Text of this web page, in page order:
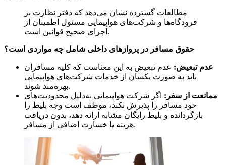
مطالعات گسترده نشان می‌دهد که دفتر نظارت بر
فرودگاه‌ها و شرکت‌های هواپیمایی مسئول اطمینان از
اجرای صحیح قوانین است.
حقوق مسافر در پروازهای داخلی شامل چه مواردی است؟
عدم تبعیض: عدم تبعیض به این معناست که کلیه مسافران
باید به صورت یکسان از خدمات شرکت‌های هواپیمایی
بهره‌مند شوند.
ممانعت از سفر: اگر شرکت هواپیمایی به‌دلیل محدودیت‌های
خود مسافر را پذیرش نکند، موظف است وجه بلیط را
بازگردانده و بلیط رایگان مشابه ارائه دهد، بدون دریافت
هزینه یا خسارت اضافی از مسافر.